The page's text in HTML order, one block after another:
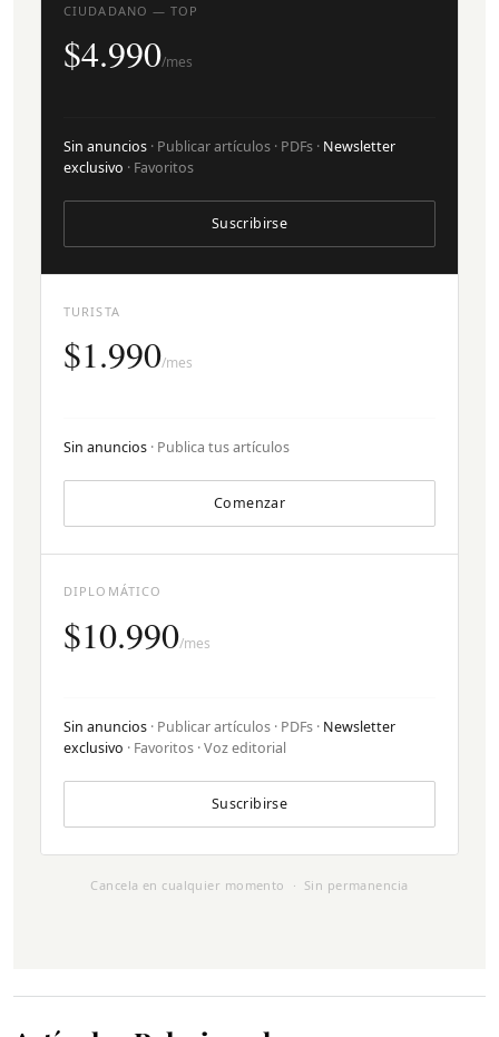
TURISTA
$1.990/mes
Sin anuncios · Publica tus artículos
Comenzar
CIUDADANO — TOP
$4.990/mes
Sin anuncios · Publicar artículos · PDFs · Newsletter
exclusivo · Favoritos
Suscribirse
DIPLOMÁTICO
$10.990/mes
Sin anuncios · Publicar artículos · PDFs · Newsletter
exclusivo · Favoritos · Voz editorial
Suscribirse
Cancela en cualquier momento · Sin permanencia